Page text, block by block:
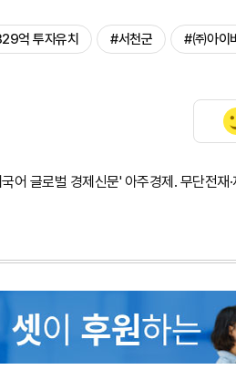
억 투자유치 #서천군 #㈜아이
어 글로벌 경제신문' 아주경제. 무단전재·